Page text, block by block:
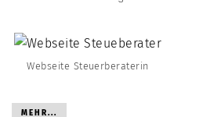
Webseite Steuerberaterin
MEHR...